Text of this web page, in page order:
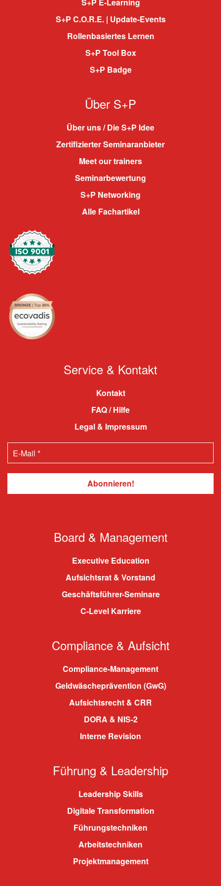
S+P C.O.R.E. | Update-Events
Rollenbasiertes Lernen
S+P Tool Box
S+P Badge
Über S+P
Über uns / Die S+P Idee
Zertifizierter Seminaranbieter
Meet our trainers
Seminarbewertung
S+P Networking
Alle Fachartikel
Service & Kontakt
Kontakt
FAQ / Hilfe
Legal & Impressum
Board & Management
Executive Education
Aufsichtsrat & Vorstand
Geschäftsführer-Seminare
C-Level Karriere
Compliance & Aufsicht
Compliance-Management
Geldwäscheprävention (GwG)
Aufsichtsrecht & CRR
DORA & NIS-2
Interne Revision
Führung & Leadership
Leadership Skills
Digitale Transformation
Führungstechniken
Arbeitstechniken
Projektmanagement